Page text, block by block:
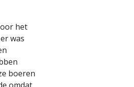
het
was
boeren